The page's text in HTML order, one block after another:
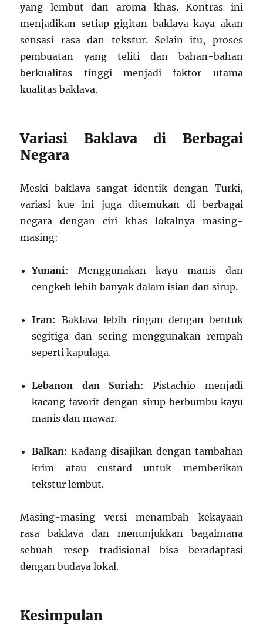
yang lembut dan aroma khas. Kontras ini
menjadikan setiap gigitan baklava kaya akan
sensasi rasa dan tekstur. Selain itu, proses
pembuatan yang teliti dan bahan-bahan
berkualitas tinggi menjadi faktor utama
kualitas baklava.
Variasi Baklava di Berbagai
Negara
Meski baklava sangat identik dengan Turki,
variasi kue ini juga ditemukan di berbagai
negara dengan ciri khas lokalnya masing-
masing:
Yunani: Menggunakan kayu manis dan
cengkeh lebih banyak dalam isian dan sirup.
Iran: Baklava lebih ringan dengan bentuk
segitiga dan sering menggunakan rempah
seperti kapulaga.
Lebanon dan Suriah: Pistachio menjadi
kacang favorit dengan sirup berbumbu kayu
manis dan mawar.
Balkan: Kadang disajikan dengan tambahan
krim atau custard untuk memberikan
tekstur lembut.
Masing-masing versi menambah kekayaan
rasa baklava dan menunjukkan bagaimana
sebuah resep tradisional bisa beradaptasi
dengan budaya lokal.
Kesimpulan